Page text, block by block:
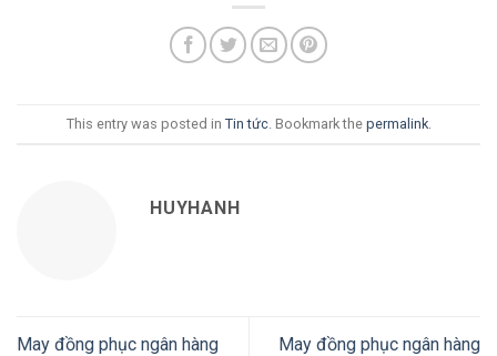
This entry was posted in Tin tức. Bookmark the permalink.
HUYHANH
May đồng phục ngân hàng
May đồng phục ngân hàng